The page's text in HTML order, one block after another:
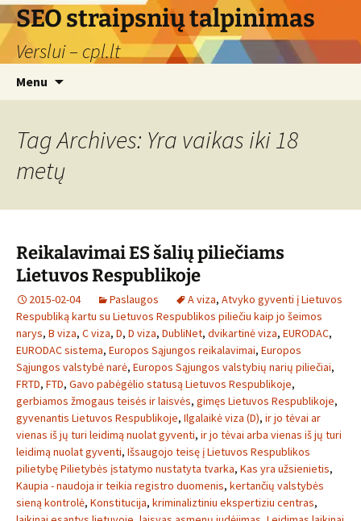
Skip
to
content
SEO straipsnių talpinimas
Verslui – cpl.lt
Menu
Tag Archives: Yra vaikas iki 18
metų
Reikalavimai ES šalių piliečiams
Lietuvos Respublikoje
2015-02-04 Paslaugos A viza, Atvyko gyventi į Lietuvos
Respubliką kartu su Lietuvos Respublikos piliečiu kaip jo šeimos
narys, B viza, C viza, D, D viza, DubliNet, dvikartinė viza, EURODAC,
EURODAC sistema, Europos Sąjungos reikalavimai, Europos
Sąjungos valstybė narė, Europos Sąjungos valstybių narių piliečiai,
FRTD, FTD, Gavo pabėgėlio statusą Lietuvos Respublikoje,
gerbiamos žmogaus teisės ir laisvės, gimęs Lietuvos Respublikoje,
gyvenantis Lietuvos Respublikoje, Ilgalaikė viza (D), ir jo tėvai ar
vienas iš jų turi leidimą nuolat gyventi, ir jo tėvai arba vienas iš jų turi
leidimą nuolat gyventi, Išsaugojo teisę į Lietuvos Respublikos
pilietybę Pilietybės įstatymo nustatyta tvarka, Kas yra užsienietis,
Kaupia - naudoja ir teikia registro duomenis, kertančių valstybės
sieną kontrolė, Konstitucija, kriminaliztiniu ekspertiziu centras,